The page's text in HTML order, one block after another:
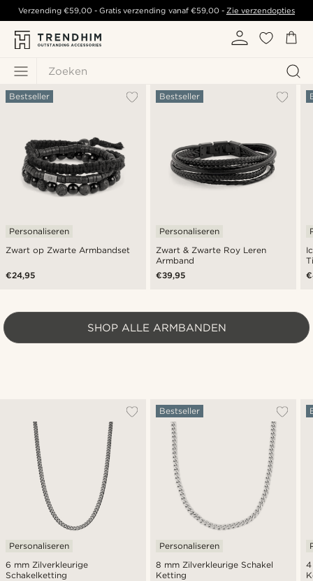
Zoeken
Verzending€59,00 - Gratis verzending vanaf €59,00- Zie verzendopties
Zwart op Zwarte Armbandset
Bestseller
Personaliseren
€24,95
Zwart & Zwarte Roy Leren
Armband
Bestseller
Personaliseren
€39,95
SHOP ALLE ARMBANDEN
6 mm Zilverkleurige
Schakelketting
Personaliseren
8 mm Zilverkleurige Schakel
Ketting
Bestseller
Personaliseren
4